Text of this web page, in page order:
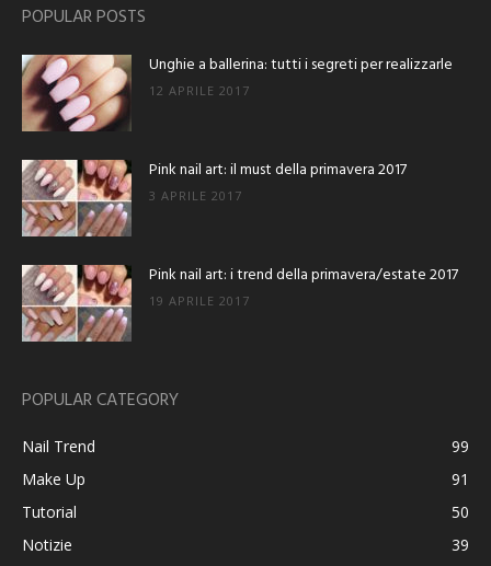
POPULAR POSTS
Unghie a ballerina: tutti i segreti per realizzarle
12 APRILE 2017
Pink nail art: il must della primavera 2017
3 APRILE 2017
Pink nail art: i trend della primavera/estate 2017
19 APRILE 2017
POPULAR CATEGORY
Nail Trend
99
Make Up
91
Tutorial
50
Notizie
39